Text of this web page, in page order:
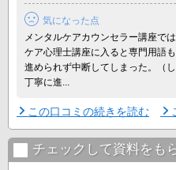
気になった点
メンタルケアカウンセラー講座で
ケア心理士講座に入ると専門用語
進められず中断してしまった。（
丁寧に進...
この口コミの続きを読む
チェックして資料をも